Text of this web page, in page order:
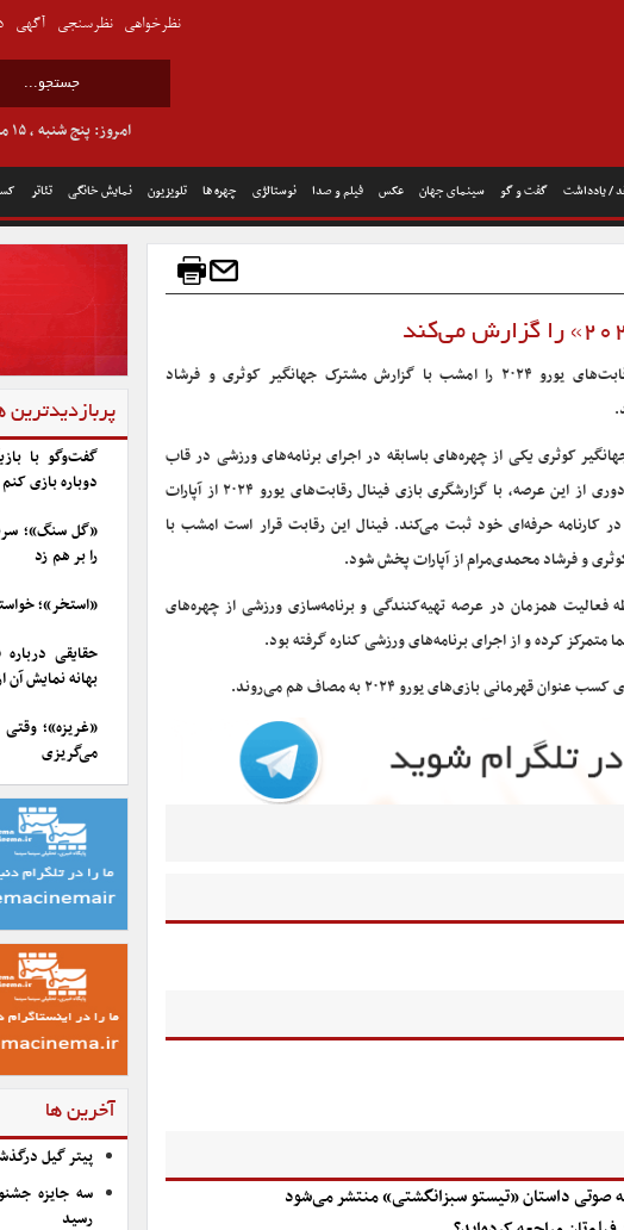
/ یادداشت گفت و گو سینمای جهان عکس فیلم و صدا نوستالژی چهره ها تلویزیون نمایش خانگی تئاتر
امروز: پنج شنبه , ۱۵ مرداد ۱۴۰۵
نظرخواهی نظرسنجی آگهی
آپارات اسپرت، فینال رقابت‌های یورو ۲۰۲۴ را امشب با گزارش مشترک جهانگیر کوثری و فرشاد
کوثری یکی از چهره‌های باسابقه در اجرای برنامه‌های ورزشی در قاب
تلویزیون، پس از سال‌ها دوری از این عرصه، با گزارشگری بازی فینال رقابت‌های یورو ۲۰۲۴ از آپارات
در کارنامه حرفه‌ای خود ثبت می‌کند. فینال این رقابت‌ قرار است امشب با
و فرشاد محمدی‌مرام از آپارات پخش شود.
فعالیت همزمان در عرصه تهیه‌کنندگی و برنامه‌سازی ورزشی از چهره‌های
کرده و از اجرای برنامه‌های ورزشی کناره گرفته بود.
صوتی داستان «تیستو سبزانگشتی» منتشر می‌شود
پربازدیدترین
گفت‌وگو با
دوباره بازی کنم
«گل سنگ»؛
را بر هم زد
«استخر»؛
حقایقی
بهانه نمایش آن
«غریزه»؛
می‌گریزی
آخرین ها
پیتر گیل
سه جایزه
رسید